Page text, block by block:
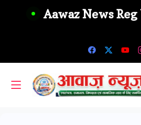
Aawaz News